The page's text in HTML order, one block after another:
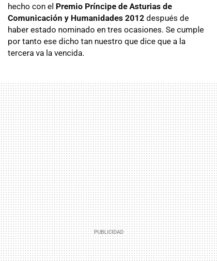
hecho con el Premio Príncipe de Asturias de
Comunicación y Humanidades 2012 después de
haber estado nominado en tres ocasiones. Se cumple
por tanto ese dicho tan nuestro que dice que a la
tercera va la vencida.